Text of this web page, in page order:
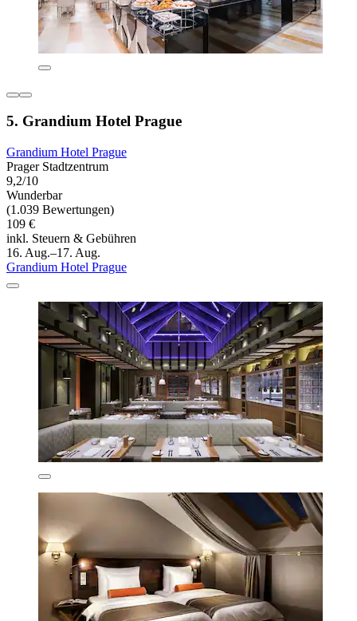
5. Grandium Hotel Prague
Grandium Hotel Prague
Prager Stadtzentrum
9,2/10
Wunderbar
(1.039 Bewertungen)
109 €
inkl. Steuern & Gebühren
16. Aug.–17. Aug.
Grandium Hotel Prague